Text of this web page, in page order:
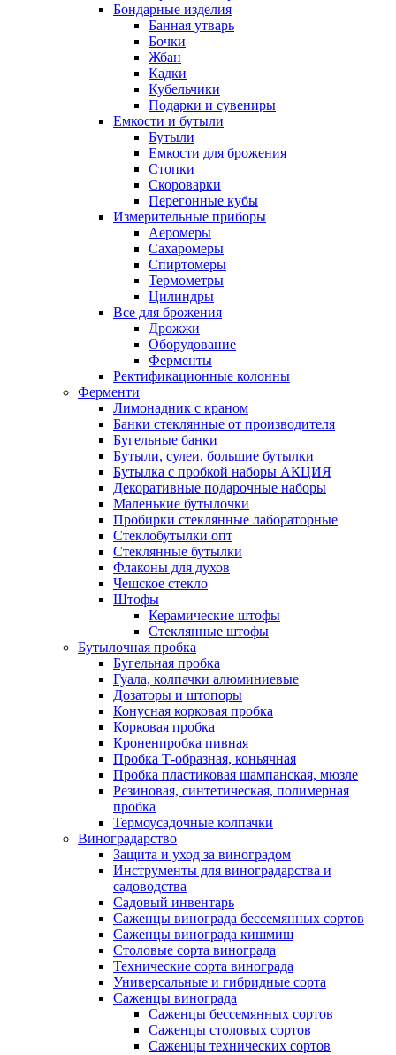
Бондарные изделия
Банная утварь
Бочки
Жбан
Кадки
Кубельчики
Подарки и сувениры
Емкости и бутыли
Бутыли
Емкости для брожения
Стопки
Скороварки
Перегонные кубы
Измерительные приборы
Аеромеры
Сахаромеры
Спиртомеры
Термометры
Цилиндры
Все для брожения
Дрожжи
Оборудование
Ферменты
Ректификационные колонны
Ферменти
Лимонадник с краном
Банки стеклянные от производителя
Бугельные банки
Бутыли, сулеи, большие бутылки
Бутылка с пробкой наборы АКЦИЯ
Декоративные подарочные наборы
Маленькие бутылочки
Пробирки стеклянные лабораторные
Стеклобутылки опт
Стеклянные бутылки
Флаконы для духов
Чешское стекло
Штофы
Керамические штофы
Стеклянные штофы
Бутылочная пробка
Бугельная пробка
Гуала, колпачки алюминиевые
Дозаторы и штопоры
Конусная корковая пробка
Корковая пробка
Кроненпробка пивная
Пробка Т-образная, коньячная
Пробка пластиковая шампанская, мюзле
Резиновая, синтетическая, полимерная
пробка
Термоусадочные колпачки
Виноградарство
Защита и уход за виноградом
Инструменты для виноградарства и
садоводства
Садовый инвентарь
Саженцы винограда бессемянных сортов
Саженцы винограда кишмиш
Столовые сорта винограда
Технические сорта винограда
Универсальные и гибридные сорта
Саженцы винограда
Саженцы бессемянных сортов
Саженцы столовых сортов
Саженцы технических сортов